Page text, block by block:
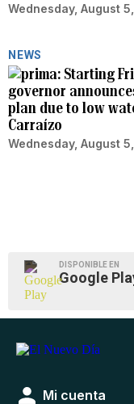
Wednesday, August
NEWS
Starting
governor
plan due to low
Carraízo
Wednesday, August
DISPONIBLE EN
Google
Mi cuenta